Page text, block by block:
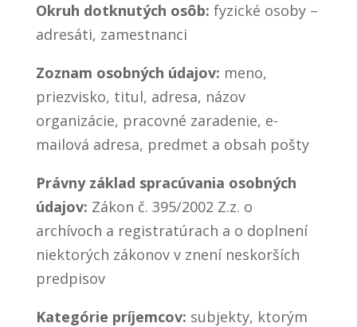
Okruh dotknutých osôb: fyzické osoby –
adresáti, zamestnanci
Zoznam osobných údajov: meno,
priezvisko, titul, adresa, názov
organizácie, pracovné zaradenie, e-
mailová adresa, predmet a obsah pošty
Právny základ spracúvania osobných
údajov: Zákon č. 395/2002 Z.z. o
archívoch a registratúrach a o doplnení
niektorých zákonov v znení neskorších
predpisov
Kategórie príjemcov: subjekty, ktorým